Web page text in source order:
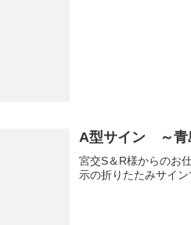
A型サイン ～青
宮交S＆R様からのお
示の折りたたみサイン